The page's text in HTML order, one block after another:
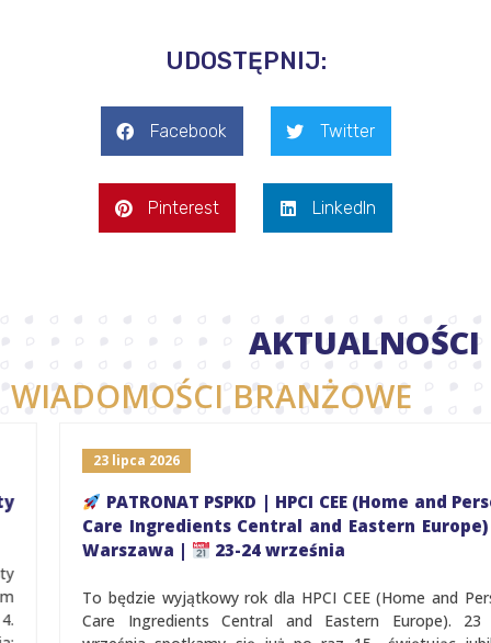
UDOSTĘPNIJ:
Facebook Twitter
Pinterest LinkedIn
AKTUALNOŚCI
WIADOMOŚCI BRANŻOWE
23 lipca 2026
PATRONAT PSPKD | HPCI CEE (Home and Personal
Care Ingredients Central and Eastern Europe) |
Warszawa |
23-24 września
To będzie wyjątkowy rok dla HPCI CEE (Home and Personal
Care Ingredients Central and Eastern Europe). 23 i 24